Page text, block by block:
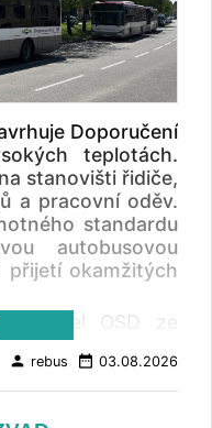
Doporučení
teplotách.
stanovišti řidiče,
a pracovní oděv.
standardu
autobusovou
přijetí okamžitých
OSD ze
a z vlastní ankety
městské, linkové,
V anketě řidiči
person rebus date_range 03.08.2026